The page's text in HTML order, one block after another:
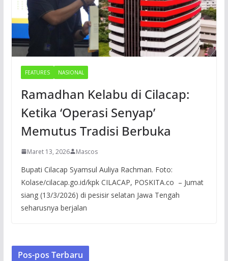
FEATURES NASIONAL
Ramadhan Kelabu di Cilacap:
Ketika ‘Operasi Senyap’
Memutus Tradisi Berbuka
Maret 13, 2026 Mascos
Bupati Cilacap Syamsul Auliya Rachman. Foto:
Kolase/cilacap.go.id/kpk CILACAP, POSKITA.co – Jumat
siang (13/3/2026) di pesisir selatan Jawa Tengah
seharusnya berjalan
Pos-pos Terbaru